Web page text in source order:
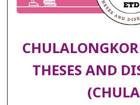
THESES AND